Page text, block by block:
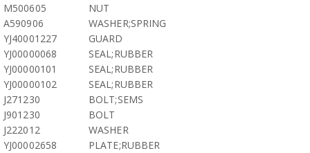
M500605
NUT
A590906
WASHER;SPRING
YJ40001227
GUARD
YJ00000068
SEAL;RUBBER
YJ00000101
SEAL;RUBBER
YJ00000102
SEAL;RUBBER
J271230
BOLT;SEMS
J901230
BOLT
J222012
WASHER
YJ00002658
PLATE;RUBBER